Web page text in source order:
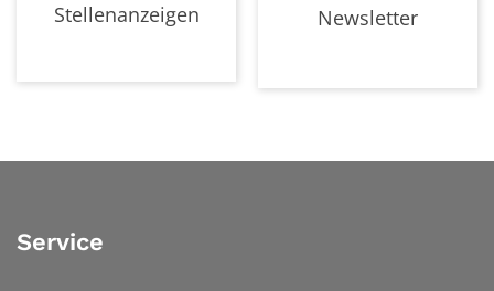
Stellenanzeigen Newsletter
Service